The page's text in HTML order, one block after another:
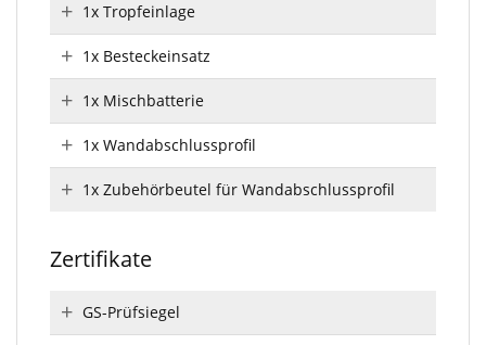
1x Tropfeinlage
1x Besteckeinsatz
1x Mischbatterie
1x Wandabschlussprofil
1x Zubehörbeutel für Wandabschlussprofil
Zertifikate
GS-Prüfsiegel